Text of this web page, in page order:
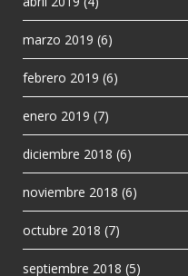
marzo 2019 (6)
febrero 2019 (6)
enero 2019 (7)
diciembre 2018 (6)
noviembre 2018 (6)
octubre 2018 (7)
septiembre 2018 (5)